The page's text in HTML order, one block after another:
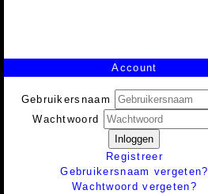
Account
Gebruikersnaam
Wachtwoord
Inloggen
Registreer
Gebruikersnaam vergeten?
Wachtwoord vergeten?